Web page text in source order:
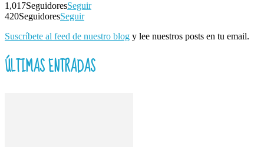
1,017SeguidoresSeguir
420SeguidoresSeguir
Suscríbete al feed de nuestro blog y lee nuestros posts en tu email.
ÚLTIMAS ENTRADAS